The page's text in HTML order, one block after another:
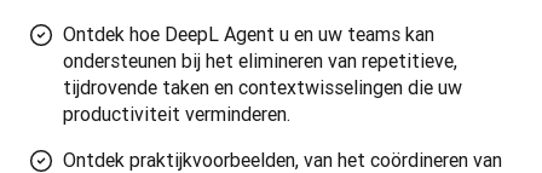
Ontdek hoe DeepL Agent u en uw teams kan
ondersteunen bij het elimineren van repetitieve,
tijdrovende taken en contextwisselingen die uw
productiviteit verminderen.
Ontdek praktijkvoorbeelden, van het coördineren van